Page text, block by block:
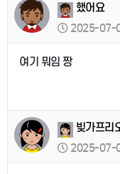
했어요
2025-07-
여기 뭐임 짱
빚가프리
2025-07-